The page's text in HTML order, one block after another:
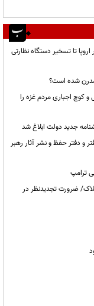
تا تسخیر دستگاه نظارتی
مدرن شده است؟
و کوچ اجباری مردم غزه را
جدید دولت ابلاغ شد
و دفتر حفظ و نشر آثار رهبر
ترامپ
ضرورت تجدیدنظر در